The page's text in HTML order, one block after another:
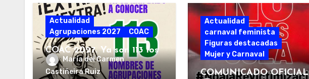
Actualidad
Agrupaciones 2027
COAC
COAC 2027. Ya son 113 los
grupos que han anunciado
sus proyectos
María del Carmen
Castiñeira Ruiz
Actualidad
carnaval feminista
Figuras destacadas
Mujer y Carnaval
COMUNICADO OFICIAL